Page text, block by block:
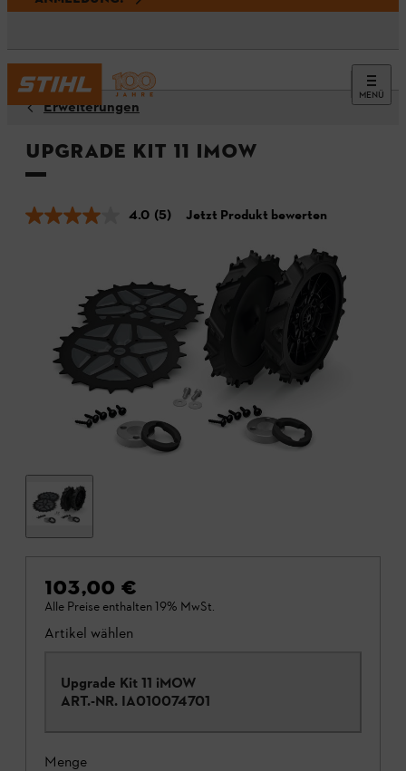
MENÜ
Erweiterungen
Upgrade Kit 11 iMOW
4.0 (5) Jetzt Produkt bewerten
103,00 €
Alle Preise enthalten 19% MwSt.
Artikel wählen
Upgrade Kit 11 iMOW
ART.-NR. IA010074701
Menge